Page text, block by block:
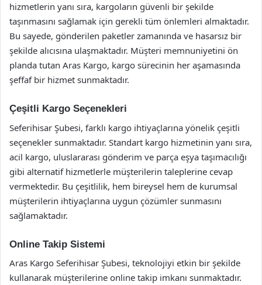
hizmetlerin yanı sıra, kargoların güvenli bir şekilde
taşınmasını sağlamak için gerekli tüm önlemleri almaktadır.
Bu sayede, gönderilen paketler zamanında ve hasarsız bir
şekilde alıcısına ulaşmaktadır. Müşteri memnuniyetini ön
planda tutan Aras Kargo, kargo sürecinin her aşamasında
şeffaf bir hizmet sunmaktadır.
Çeşitli Kargo Seçenekleri
Seferihisar Şubesi, farklı kargo ihtiyaçlarına yönelik çeşitli
seçenekler sunmaktadır. Standart kargo hizmetinin yanı sıra,
acil kargo, uluslararası gönderim ve parça eşya taşımacılığı
gibi alternatif hizmetlerle müşterilerin taleplerine cevap
vermektedir. Bu çeşitlilik, hem bireysel hem de kurumsal
müşterilerin ihtiyaçlarına uygun çözümler sunmasını
sağlamaktadır.
Online Takip Sistemi
Aras Kargo Seferihisar Şubesi, teknolojiyi etkin bir şekilde
kullanarak müşterilerine online takip imkanı sunmaktadır.